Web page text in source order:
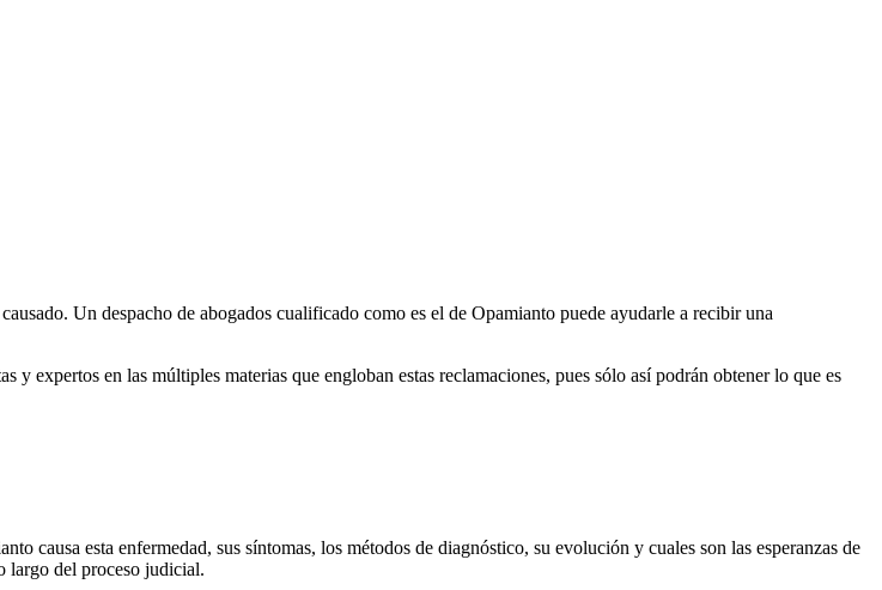
Un despacho de abogados cualificado como es el de Opamianto puede ayudarle a recibir una
y expertos en las múltiples materias que engloban estas reclamaciones, pues sólo así podrán obtener lo que es
causa esta enfermedad, sus síntomas, los métodos de diagnóstico, su evolución y cuales son las esperanzas de
largo del proceso judicial.